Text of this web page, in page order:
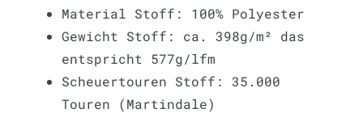
Material Stoff: 100% Polyester
Gewicht Stoff: ca. 398g/m² das
entspricht 577g/lfm
Scheuertouren Stoff: 35.000
Touren (Martindale)